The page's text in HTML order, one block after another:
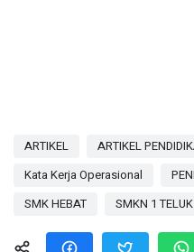
ARTIKEL ARTIKEL
Kata Kerja Operasional
SMK HEBAT
SMKN 1